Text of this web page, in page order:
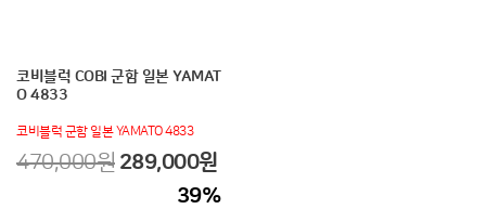
코비블럭 COBI 군함 일본 YAMAT
O 4833
코비블럭 군함 일본 YAMATO 4833
470,000원 289,000원
39%